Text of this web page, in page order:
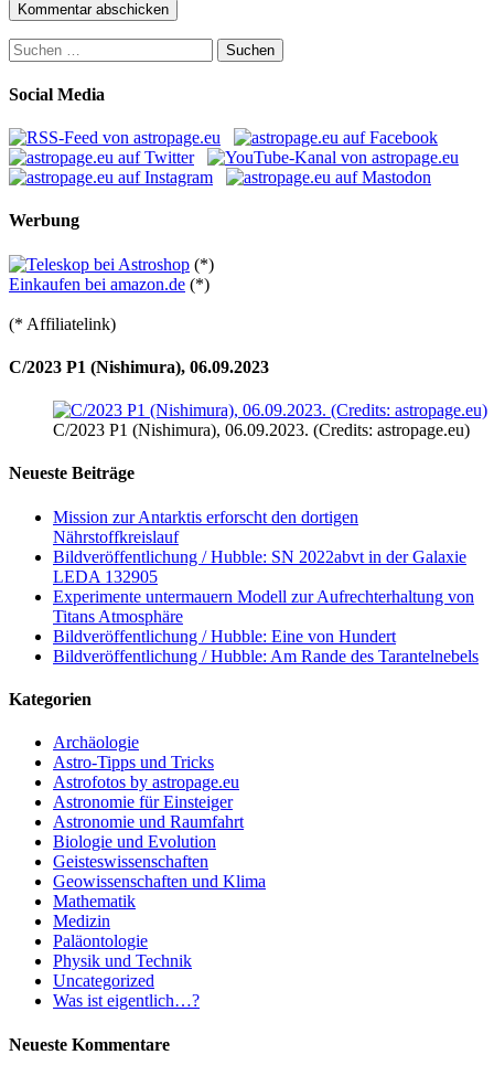
Suchen
nach:
Social Media
Werbung
(*)
Einkaufen bei amazon.de (*)
(* Affiliatelink)
C/2023 P1 (Nishimura), 06.09.2023
C/2023 P1 (Nishimura), 06.09.2023. (Credits: astropage.eu)
Neueste Beiträge
Mission zur Antarktis erforscht den dortigen
Nährstoffkreislauf
Bildveröffentlichung / Hubble: SN 2022abvt in der Galaxie
LEDA 132905
Experimente untermauern Modell zur Aufrechterhaltung von
Titans Atmosphäre
Bildveröffentlichung / Hubble: Eine von Hundert
Bildveröffentlichung / Hubble: Am Rande des Tarantelnebels
Kategorien
Archäologie
Astro-Tipps und Tricks
Astrofotos by astropage.eu
Astronomie für Einsteiger
Astronomie und Raumfahrt
Biologie und Evolution
Geisteswissenschaften
Geowissenschaften und Klima
Mathematik
Medizin
Paläontologie
Physik und Technik
Uncategorized
Was ist eigentlich…?
Neueste Kommentare